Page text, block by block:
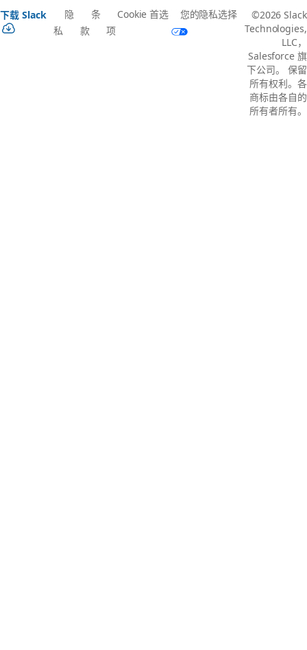
下载 Slack
隐
私
条
款
Cookie 首选
项
您的隐私选择
©2026 Slack
Technologies,
LLC，
Salesforce 旗
下公司。 保留
所有权利。各
商标由各自的
所有者所有。